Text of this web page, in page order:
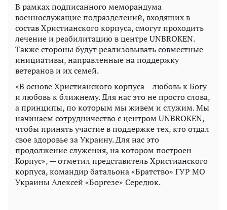
В рамках подписанного меморандума
военнослужащие подразделений, входящих в
состав Христианского корпуса, смогут проходить
лечение и реабилитацию в центре UNBROKEN.
Также стороны будут реализовывать совместные
инициативы, направленные на поддержку
ветеранов и их семей.
«В основе Христианского корпуса – любовь к Богу
и любовь к ближнему. Для нас это не просто слова,
а принципы, по которым мы живем и служим. Мы
начинаем сотрудничество с центром UNBROKEN,
чтобы принять участие в поддержке тех, кто отдал
свое здоровье за ​​Украину. Для нас это
продолжение служения, на котором построен
Корпус», — отметил представитель Христианского
корпуса, командир батальона «Братство» ГУР МО
Украины Алексей «Боргезе» Середюк.